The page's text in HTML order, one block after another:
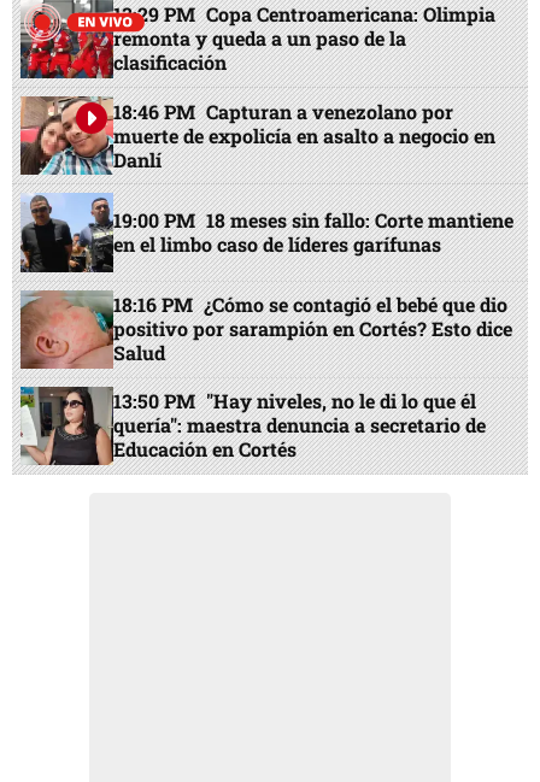
13:29 PM Copa Centroamericana: Olimpia
remonta y queda a un paso de la
clasificación
18:46 PM Capturan a venezolano por
muerte de expolicía en asalto a negocio en
Danlí
19:00 PM 18 meses sin fallo: Corte mantiene
en el limbo caso de líderes garífunas
18:16 PM ¿Cómo se contagió el bebé que dio
positivo por sarampión en Cortés? Esto dice
Salud
13:50 PM "Hay niveles, no le di lo que él
quería": maestra denuncia a secretario de
Educación en Cortés